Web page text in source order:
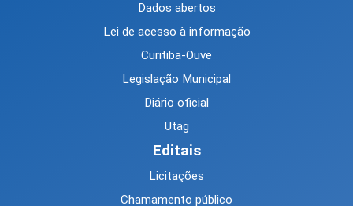
Dados abertos
Lei de acesso à informação
Curitiba-Ouve
Legislação Municipal
Diário oficial
Utag
Editais
Licitações
Chamamento público